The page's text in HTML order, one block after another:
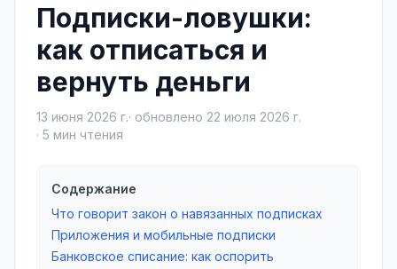
Подписки-ловушки:
как отписаться и
вернуть деньги
13 июня 2026 г.· обновлено 22 июля 2026 г.
· 5 мин чтения
Содержание
Что говорит закон о навязанных подписках
Приложения и мобильные подписки
Банковское списание: как оспорить